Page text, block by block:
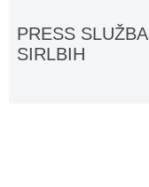
PRESS SLUŽBA
SIRLBIH